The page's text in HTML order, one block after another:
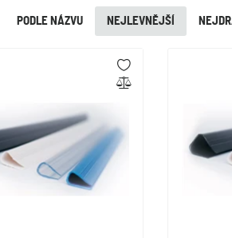
NEJLEVNĚJŠÍ
PODLE NÁZVU